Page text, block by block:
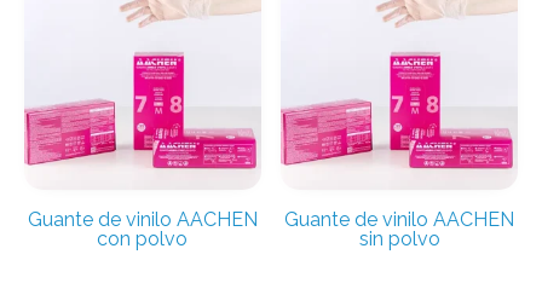
Guante de vinilo AACHEN
con polvo
Guante de vinilo AACHEN
sin polvo